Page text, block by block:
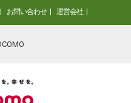
お問い合わせ 運営会社